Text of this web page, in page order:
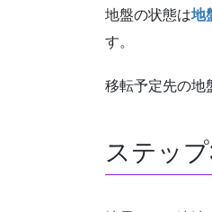
地盤の状態は地
す。
移転予定先の地
ステッ